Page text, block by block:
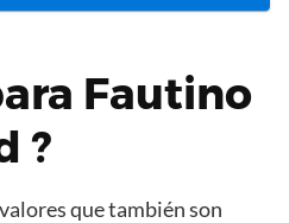
Fautino
?
que también son